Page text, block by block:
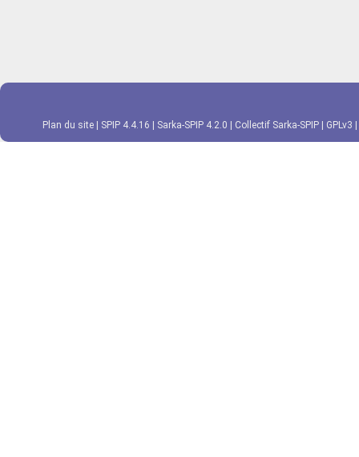
Plan du site SPIP 4.4.16 Sarka-SPIP 4.2.0 Collectif Sarka-SPIP GPLv3